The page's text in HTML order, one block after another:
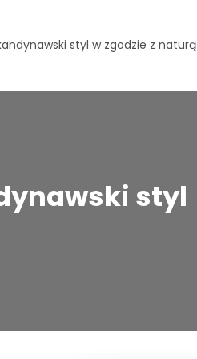
styl w zgodzie z naturą
styl